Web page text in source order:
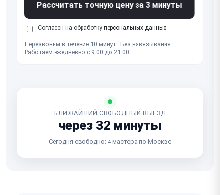
Рассчитать точную цену за 3 минуты
Согласен на обработку персональных данных
Перезвоним в течение 10 минут · Без навязывания ·
Работаем ежедневно с 9:00 до 21:00
БЛИЖАЙШИЙ СВОБОДНЫЙ ВЫЕЗД
через 32 минуты
Сегодня свободно: 4 мастера по Москве